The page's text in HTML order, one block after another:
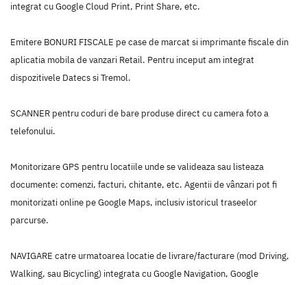
integrat cu Google Cloud Print, Print Share, etc.
Emitere BONURI FISCALE pe case de marcat si imprimante fiscale din
aplicatia mobila de vanzari Retail. Pentru inceput am integrat
dispozitivele Datecs si Tremol.
SCANNER pentru coduri de bare produse direct cu camera foto a
telefonului.
Monitorizare GPS pentru locatiile unde se valideaza sau listeaza
documente: comenzi, facturi, chitante, etc. Agentii de vânzari pot fi
monitorizati online pe Google Maps, inclusiv istoricul traseelor
parcurse.
NAVIGARE catre urmatoarea locatie de livrare/facturare (mod Driving,
Walking, sau Bicycling) integrata cu Google Navigation, Google